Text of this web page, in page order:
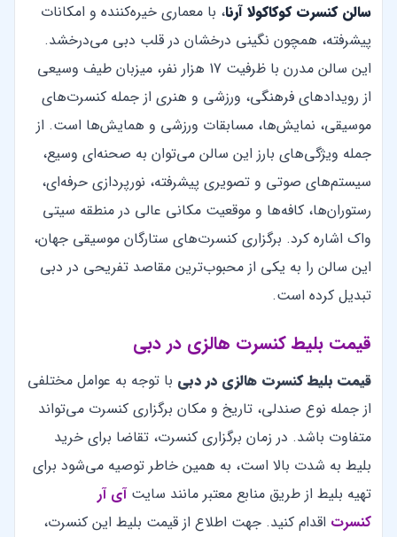
سالن کنسرت کوکاکولا آرنا، با معماری خیره‌کننده و امکانات
پیشرفته، همچون نگینی درخشان در قلب دبی می‌درخشد.
این سالن مدرن با ظرفیت 17 هزار نفر، میزبان طیف وسیعی
از رویدادهای فرهنگی، ورزشی و هنری از جمله کنسرت‌های
موسیقی، نمایش‌ها، مسابقات ورزشی و همایش‌ها است. از
جمله ویژگی‌های بارز این سالن می‌توان به صحنه‌ای وسیع،
سیستم‌های صوتی و تصویری پیشرفته، نورپردازی حرفه‌ای،
رستوران‌ها، کافه‌ها و موقعیت مکانی عالی در منطقه سیتی
واک اشاره کرد. برگزاری کنسرت‌های ستارگان موسیقی جهان،
این سالن را به یکی از محبوب‌ترین مقاصد تفریحی در دبی
تبدیل کرده است.
قیمت بلیط کنسرت هالزی در دبی
قیمت بلیط کنسرت هالزی در دبی با توجه به عوامل مختلفی
از جمله نوع صندلی، تاریخ و مکان برگزاری کنسرت می‌تواند
متفاوت باشد. در زمان برگزاری کنسرت‌، تقاضا برای خرید
بلیط به شدت بالا است، به همین خاطر توصیه می‌شود برای
تهیه بلیط از طریق منابع معتبر مانند سایتآی آر
کنسرت اقدام کنید. جهت اطلاع از قیمت بلیط این کنسرت،